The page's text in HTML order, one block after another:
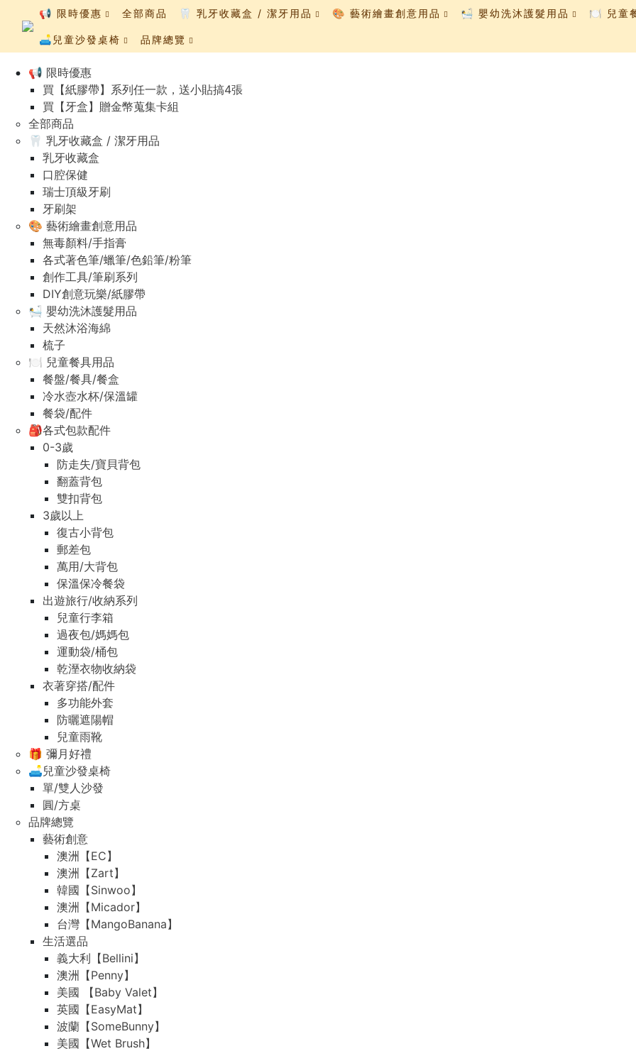
📢 限時優惠
買【紙膠帶】系列任一款，送小貼搞4張
買【牙盒】贈金幣蒐集卡組
全部商品
🦷 乳牙收藏盒 / 潔牙用品
乳牙收藏盒
口腔保健
瑞士頂級牙刷
牙刷架
🎨 藝術繪畫創意用品
無毒顏料/手指膏
各式著色筆/蠟筆/色鉛筆/粉筆
創作工具/筆刷系列
DIY創意玩樂/紙膠帶
🛀 嬰幼洗沐護髮用品
天然沐浴海綿
梳子
🍽️ 兒童餐具用品
餐盤/餐具/餐盒
冷水壺水杯/保溫罐
餐袋/配件
🎒各式包款配件
0-3歲
防走失/寶貝背包
翻蓋背包
雙扣背包
3歲以上
復古小背包
郵差包
萬用/大背包
保溫保冷餐袋
出遊旅行/收納系列
兒童行李箱
過夜包/媽媽包
運動袋/桶包
乾溼衣物收納袋
衣著穿搭/配件
多功能外套
防曬遮陽帽
兒童雨靴
🎁 彌月好禮
🛋️兒童沙發桌椅
單/雙人沙發
圓/方桌
品牌總覽
藝術創意
澳洲【EC】
澳洲【Zart】
韓國【Sinwoo】
澳洲【Micador】
台灣【MangoBanana】
生活選品
義大利【Bellini】
澳洲【Penny】
美國 【Baby Valet】
英國【EasyMat】
波蘭【SomeBunny】
美國【Wet Brush】
📢 限時優惠 全部商品 🦷 乳牙收藏盒 / 潔牙用品 🎨 藝術繪畫創意用品 🛀 嬰幼洗沐護髮用品 🍽️ 兒童
🛋️兒童沙發桌椅 品牌總覽